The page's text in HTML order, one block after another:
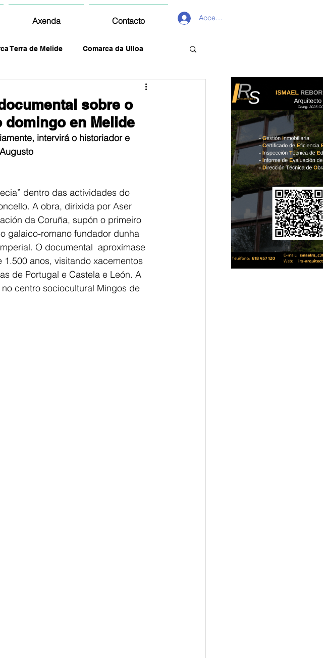
Axenda Contacto Acceder
Terra de Melide Comarca da Ulloa
sobre o
en Melide
intervirá o historiador e
dentro das actividades do
A obra, dirixida por Aser
da Coruña, supón o primeiro
galaico-romano fundador dunha
O documental  aproxímase
anos, visitando xacementos
de Portugal e Castela e León. A
centro sociocultural Mingos de